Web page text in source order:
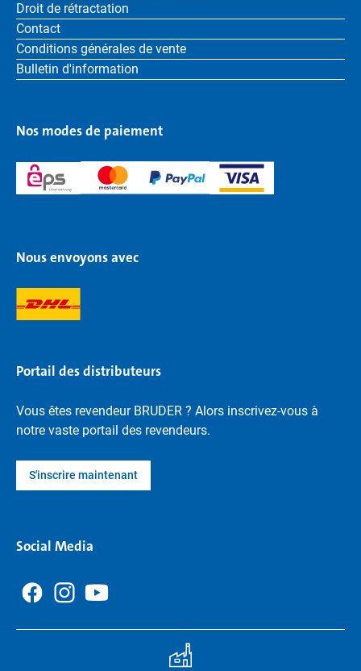
Droit de rétractation
Contact
Conditions générales de vente
Bulletin d'information
Nos modes de paiement
Nous envoyons avec
Portail des distributeurs
Vous êtes revendeur BRUDER ? Alors inscrivez-vous à
notre vaste portail des revendeurs.
S'inscrire maintenant
Social Media